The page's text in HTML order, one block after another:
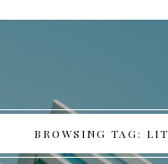
BROWSING TAG: LIT